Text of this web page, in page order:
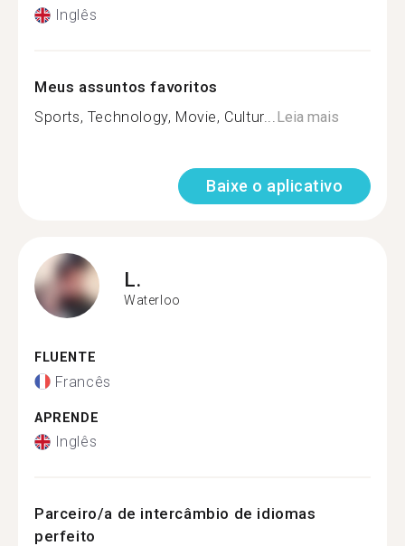
Inglês
Meus assuntos favoritos
Sports, Technology, Movie, Cultur...Leia mais
Baixe o aplicativo
L.
Waterloo
FLUENTE
Francês
APRENDE
Inglês
Parceiro/a de intercâmbio de idiomas
perfeito